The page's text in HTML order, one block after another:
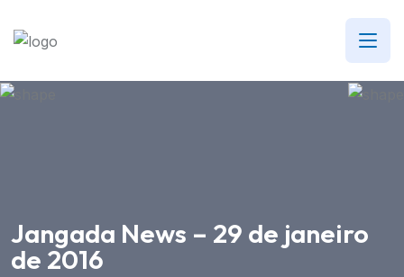
Jangada News – 29 de janeiro
de 2016